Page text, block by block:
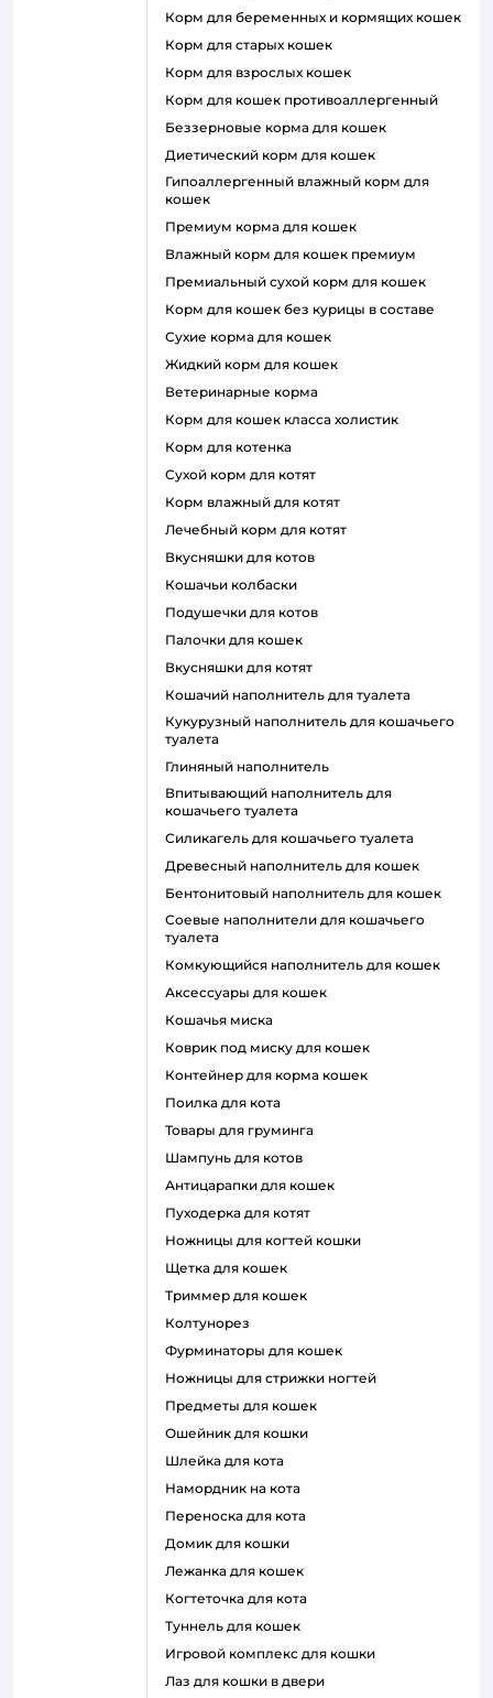
корм для беременных и кормящих кошек
корм для старых кошек
корм для взрослых кошек
корм для кошек противоаллергенный
беззерновые корма для кошек
диетический корм для кошек
гипоаллергенный влажный корм для
кошек
премиум корма для кошек
влажный корм для кошек премиум
премиальный сухой корм для кошек
корм для кошек без курицы в составе
сухие корма для кошек
жидкий корм для кошек
ветеринарные корма
корм для кошек класса холистик
корм для котенка
сухой корм для котят
корм влажный для котят
лечебный корм для котят
вкусняшки для котов
кошачьи колбаски
подушечки для котов
палочки для кошек
вкусняшки для котят
кошачий наполнитель для туалета
кукурузный наполнитель для кошачьего
туалета
глиняный наполнитель
впитывающий наполнитель для
кошачьего туалета
силикагель для кошачьего туалета
древесный наполнитель для кошек
бентонитовый наполнитель для кошек
соевые наполнители для кошачьего
туалета
комкующийся наполнитель для кошек
аксессуары для кошек
кошачья миска
коврик под миску для кошек
контейнер для корма кошек
поилка для кота
товары для груминга
шампунь для котов
антицарапки для кошек
пуходерка для котят
ножницы для когтей кошки
щетка для кошек
триммер для кошек
колтунорез
фурминаторы для кошек
ножницы для стрижки ногтей
предметы для кошек
ошейник для кошки
шлейка для кота
намордник на кота
переноска для кота
домик для кошки
лежанка для кошек
когтеточка для кота
туннель для кошек
игровой комплекс для кошки
лаз для кошки в двери